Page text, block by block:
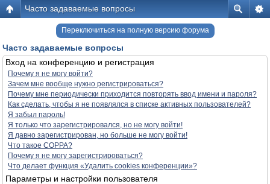
Часто задаваемые вопросы
Переключиться на полную версию форума
Часто задаваемые вопросы
Вход на конференцию и регистрация
Почему я не могу войти?
Зачем мне вообще нужно регистрироваться?
Почему мне периодически приходится повторять ввод имени и пароля?
Как сделать, чтобы я не появлялся в списке активных пользователей?
Я забыл пароль!
Я только что зарегистрировался, но не могу войти!
Я давно зарегистрирован, но больше не могу войти!
Что такое COPPA?
Почему я не могу зарегистрироваться?
Что делает функция «Удалить cookies конференции»?
Параметры и настройки пользователя